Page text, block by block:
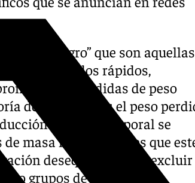
milagro” que son aquellas
resultados rápidos,
pérdidas de peso
de estas dietas el peso
de grasa corporal se
masa muscular. Y es que
desequilibrada al excluir
o grupos de alimentos.